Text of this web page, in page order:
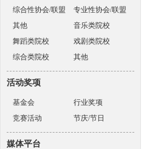
综合性协会/联盟
专业性协会/联盟
其他
音乐类院校
舞蹈类院校
戏剧类院校
综合类院校
其他
活动奖项
基金会
行业奖项
竞赛活动
节庆/节日
媒体平台